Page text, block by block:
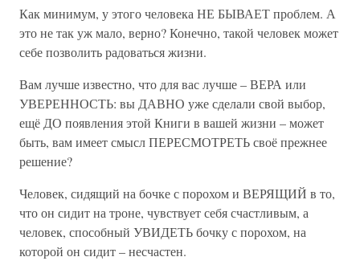
Как минимум, у этого человека НЕ БЫВАЕТ проблем. А
это не так уж мало, верно? Конечно, такой человек может
себе позволить радоваться жизни.
Вам лучше известно, что для вас лучше – ВЕРА или
УВЕРЕННОСТЬ: вы ДАВНО уже сделали свой выбор,
ещё ДО появления этой Книги в вашей жизни – может
быть, вам имеет смысл ПЕРЕСМОТРЕТЬ своё прежнее
решение?
Человек, сидящий на бочке с порохом и ВЕРЯЩИЙ в то,
что он сидит на троне, чувствует себя счастливым, а
человек, способный УВИДЕТЬ бочку с порохом, на
которой он сидит – несчастен.